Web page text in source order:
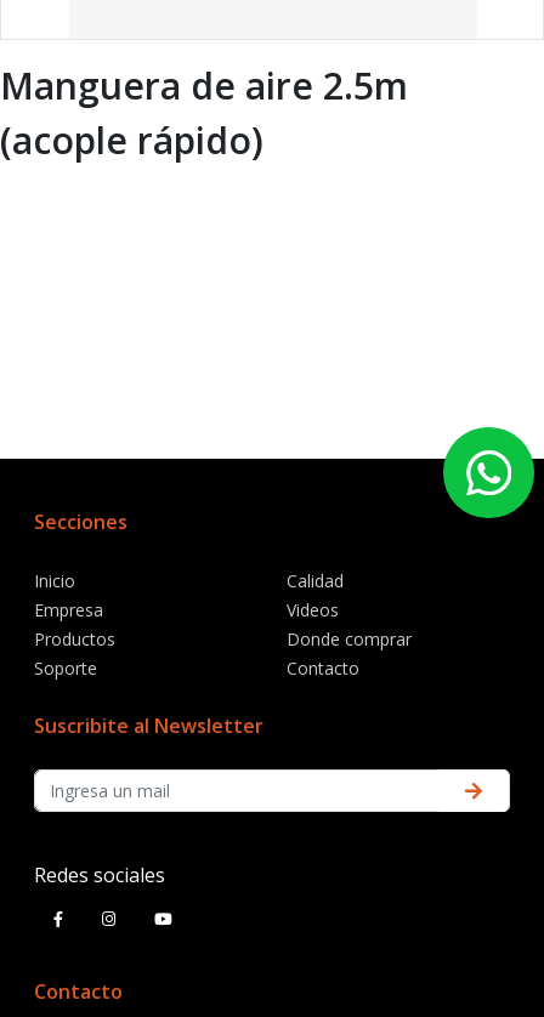
Manguera de aire 2.5m
(acople rápido)
Secciones
Inicio
Empresa
Productos
Soporte
Calidad
Videos
Donde comprar
Contacto
Suscribite al Newsletter
Redes sociales
Contacto